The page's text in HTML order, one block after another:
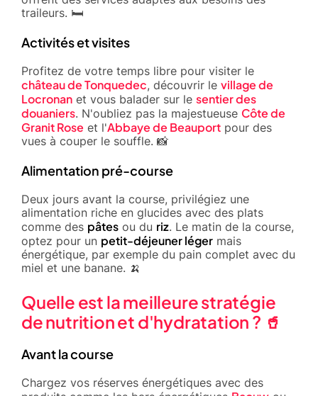
traileurs. 🛏️
Activités et visites
Profitez de votre temps libre pour visiter le
château de Tonquedec, découvrir le village de
Locronan et vous balader sur le sentier des
douaniers. N'oubliez pas la majestueuse Côte de
Granit Rose et l'Abbaye de Beauport pour des
vues à couper le souffle. 📸
Alimentation pré-course
Deux jours avant la course, privilégiez une
alimentation riche en glucides avec des plats
comme des pâtes ou du riz. Le matin de la course,
optez pour un petit-déjeuner léger mais
énergétique, par exemple du pain complet avec du
miel et une banane. 🍌
Quelle est la meilleure stratégie
de nutrition et d'hydratation ? 🥤
Avant la course
Chargez vos réserves énergétiques avec des